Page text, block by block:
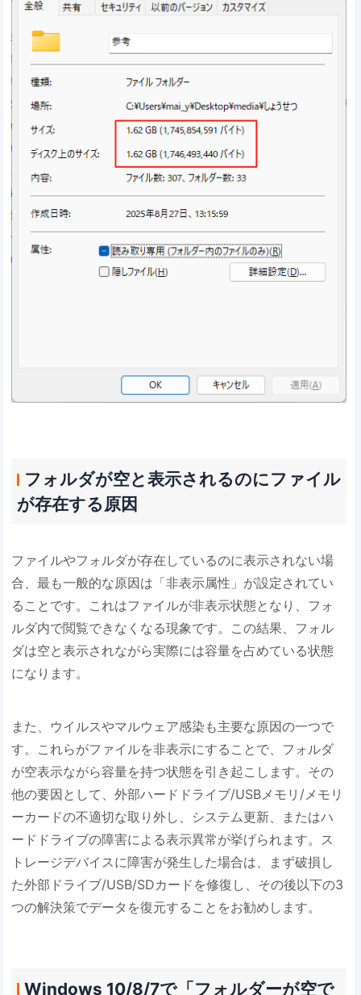
​​フォルダが空と表示されるのにファイル
が存在する原因​​
ファイルやフォルダが存在しているのに表示されない場
合、最も一般的な原因は「非表示属性」が設定されてい
ることです。これはファイルが非表示状態となり、フォ
ルダ内で閲覧できなくなる現象です。この結果、フォル
ダは空と表示されながら実際には容量を占めている状態
になります。
また、ウイルスやマルウェア感染も主要な原因の一つで
す。これらがファイルを非表示にすることで、フォルダ
が空表示ながら容量を持つ状態を引き起こします。その
他の要因として、外部ハードドライブ/USBメモリ/メモリ
ーカードの不適切な取り外し、システム更新、またはハ
ードドライブの障害による表示異常が挙げられます。ス
トレージデバイスに障害が発生した場合は、まず破損し
た外部ドライブ/USB/SDカードを修復し、その後以下の3
つの解決策でデータを復元することをお勧めします。
Windows 10/8/7で「フォルダーが空で